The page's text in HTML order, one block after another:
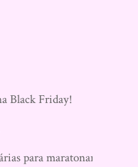
Black Friday!
para maratonar!